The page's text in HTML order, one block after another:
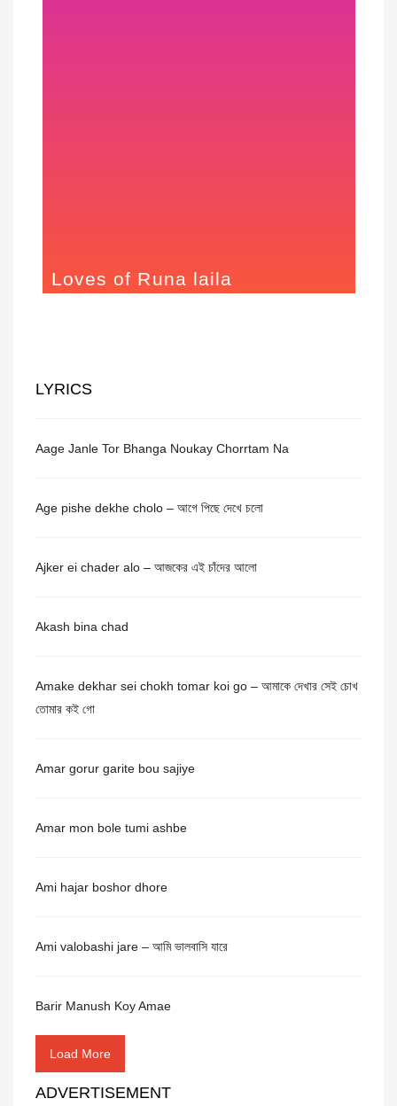
Loves of Runa laila
LYRICS
Aage Janle Tor Bhanga Noukay Chorrtam Na
Age pishe dekhe cholo – আগে পিছে দেখে চলো
Ajker ei chader alo – আজকের এই চাঁদের আলো
Akash bina chad
Amake dekhar sei chokh tomar koi go – আমাকে দেখার সেই চোখ
তোমার কই গো
Amar gorur garite bou sajiye
Amar mon bole tumi ashbe
Ami hajar boshor dhore
Ami valobashi jare – আমি ভালবাসি যারে
Barir Manush Koy Amae
Load More
ADVERTISEMENT